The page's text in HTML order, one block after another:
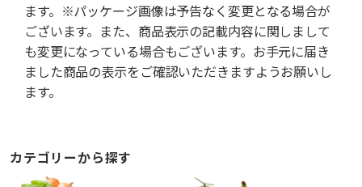
ます。※パッケージ画像は予告なく変更となる場合が
ございます。また、商品表示の記載内容に関しまして
も変更になっている場合もございます。お手元に届き
ました商品の表示をご確認いただきますようお願いし
ます。
カテゴリーから探す